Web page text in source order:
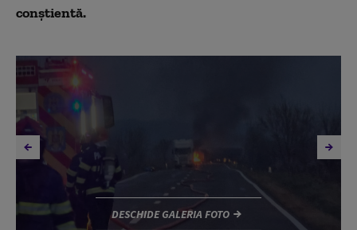
conştientă.
DESCHIDE GALERIA FOTO